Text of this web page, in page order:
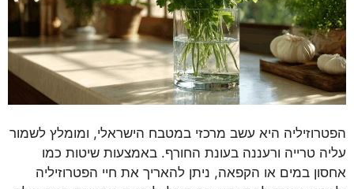
הפטרוזיליה היא עשב מרכזי במטבח הישראלי, ומומלץ לשמור
עליה טרייה ורעננה בעונת החורף. באמצעות שיטות כמו
אחסון במים או הקפאה, ניתן להאריך את חיי הפטרוזיליה